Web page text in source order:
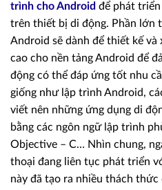
trình cho Android để phát triển
trên thiết bị di động. Phần lớn
Android sẽ dành để thiết kế và
cao cho nền tảng Android để
động có thể đáp ứng tốt nhu
giống như lập trình Android,
viết nên những ứng dụng di
bằng các ngôn ngữ lập trình
Objective – C… Nhìn chung,
thoại đang liên tục phát triển
này đã tạo ra nhiều thách